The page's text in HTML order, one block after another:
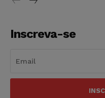
Inscreva-se